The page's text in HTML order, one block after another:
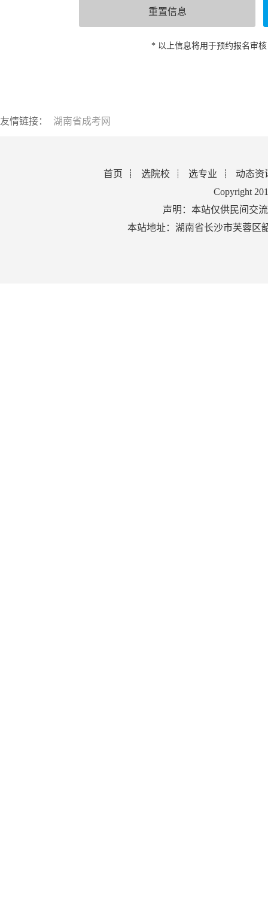
* 以上信息将用于预约报名审
友情链接： 湖南省成考网
首页 选院校 选专业
动态资
Copyright
声明：本站仅供民间交
本站地址：湖南省长沙市芙蓉区